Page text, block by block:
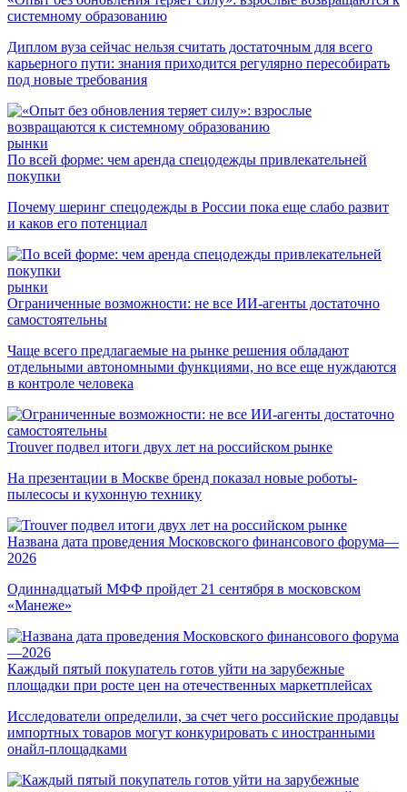
системному образованию
Диплом вуза сейчас нельзя считать достаточным для всего
карьерного пути: знания приходится регулярно пересобирать
под новые требования
рынки
По всей форме: чем аренда спецодежды привлекательней
покупки
Почему шеринг спецодежды в России пока еще слабо развит
и каков его потенциал
рынки
Ограниченные возможности: не все ИИ-агенты достаточно
самостоятельны
Чаще всего предлагаемые на рынке решения обладают
отдельными автономными функциями, но все еще нуждаются
в контроле человека
Trouver подвел итоги двух лет на российском рынке
На презентации в Москве бренд показал новые роботы-
пылесосы и кухонную технику
Названа дата проведения Московского финансового форума—
2026
Одиннадцатый МФФ пройдет 21 сентября в московском
«Манеже»
Каждый пятый покупатель готов уйти на зарубежные
площадки при росте цен на отечественных маркетплейсах
Исследователи определили, за счет чего российские продавцы
импортных товаров могут конкурировать с иностранными
онайл-площадками